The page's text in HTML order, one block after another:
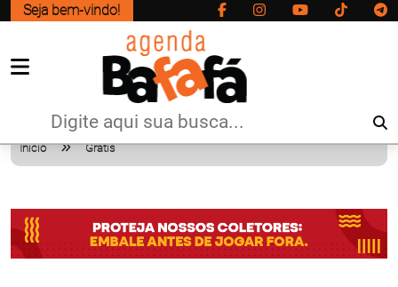
Seja bem-vindo!
Início Grátis